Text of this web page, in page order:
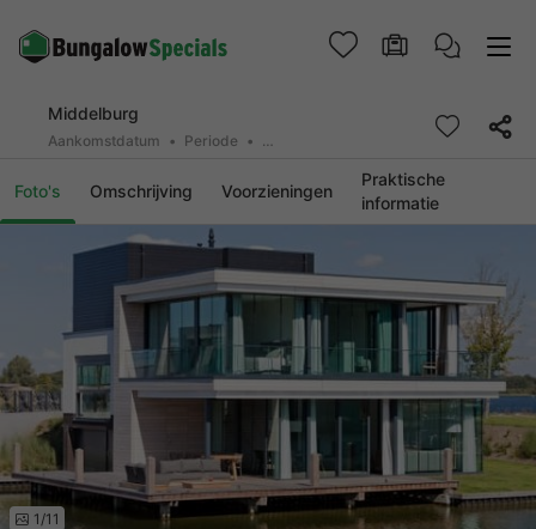
Middelburg
Aankomstdatum Periode 2 personen, 0 huisdier
Foto's Omschrijving Voorzieningen
Praktische
informatie
1/11